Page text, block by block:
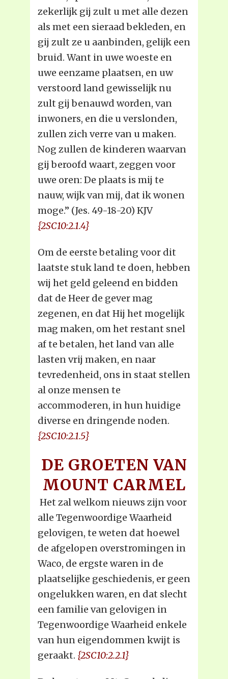
zekerlijk gij zult u met alle dezen
als met een sieraad bekleden, en
gij zult ze u aanbinden, gelijk een
bruid. Want in uwe woeste en
uwe eenzame plaatsen, en uw
verstoord land gewisselijk nu
zult gij benauwd worden, van
inwoners, en die u verslonden,
zullen zich verre van u maken.
Nog zullen de kinderen waarvan
gij beroofd waart, zeggen voor
uwe oren: De plaats is mij te
nauw, wijk van mij, dat ik wonen
moge.” (Jes. 49-18-20) KJV
{2SC10:2.1.4}
Om de eerste betaling voor dit
laatste stuk land te doen, hebben
wij het geld geleend en bidden
dat de Heer de gever mag
zegenen, en dat Hij het mogelijk
mag maken, om het restant snel
af te betalen, het land van alle
lasten vrij maken, en naar
tevredenheid, ons in staat stellen
al onze mensen te
accommoderen, in hun huidige
diverse en dringende noden.
{2SC10:2.1.5}
DE GROETEN VAN
MOUNT CARMEL
Het zal welkom nieuws zijn voor
alle Tegenwoordige Waarheid
gelovigen, te weten dat hoewel
de afgelopen overstromingen in
Waco, de ergste waren in de
plaatselijke geschiedenis, er geen
ongelukken waren, en dat slecht
een familie van gelovigen in
Tegenwoordige Waarheid enkele
van hun eigendommen kwijt is
geraakt. {2SC10:2.2.1}